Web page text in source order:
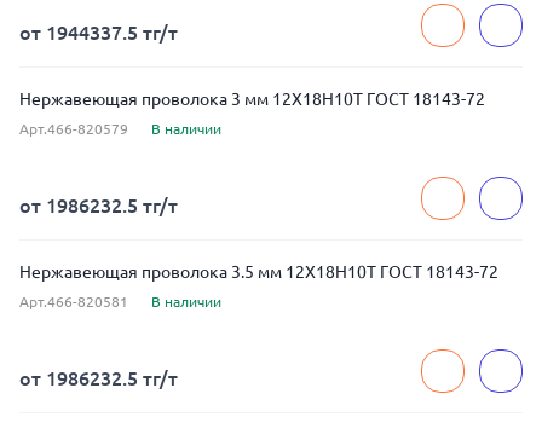
от 1944337.5 тг/т
Нержавеющая проволока 3 мм 12Х18Н10Т ГОСТ 18143-72
Арт.466-820579 В наличии
от 1986232.5 тг/т
Нержавеющая проволока 3.5 мм 12Х18Н10Т ГОСТ 18143-72
Арт.466-820581 В наличии
от 1986232.5 тг/т